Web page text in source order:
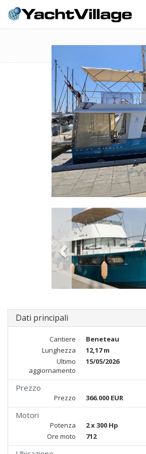
Dati principali
Cantiere Beneteau
Lunghezza
12,17 m
Ultimo
aggiornamento
15/05/2026
Prezzo
Prezzo 366.000 EUR
Motori
Potenza 2 x 300 Hp
Ore moto
712